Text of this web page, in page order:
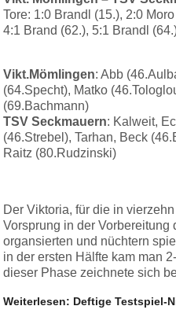
Tore: 1:0 Brandl (15.), 2:0
4:1 Brand (62.), 5:1 Brandl
Vikt.Mömlingen: Abb
(64.Specht), Matko
(69.Bachmann)
TSV Seckmauern: Kalweit,
(46.Strebel), Tarhan, Beck
Raitz (80.Rudzinski)
Der Viktoria, für die in
Vorsprung in der
organsierten und nüchtern
in der ersten Hälfte kam man
dieser Phase zeichnete sich
Weiterlesen: Deftige Testspiel-